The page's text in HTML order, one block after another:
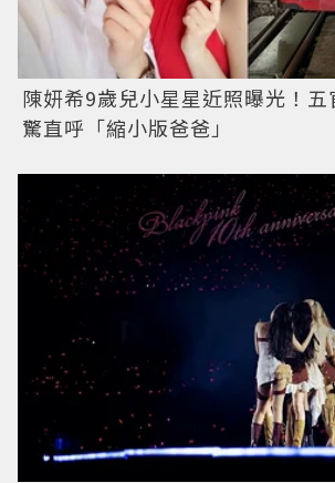
陳妍希9歲兒小星星近照曝光！五
驚直呼「縮小版爸爸」